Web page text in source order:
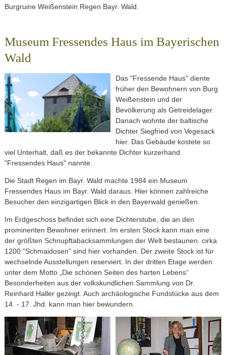
Burgruine Weißenstein Regen Bayr. Wald.
Museum Fressendes Haus im Bayerischen
Wald
Das "Fressende Haus" diente
früher den Bewohnern von Burg
Weißenstein und der
Bevölkerung als Getreidelager.
Danach wohnte der baltische
Dichter Siegfried von Vegesack
hier. Das Gebäude kostete so
viel Unterhalt, daß es der bekannte Dichter kurzerhand
"Fressendes Haus" nannte.
Die Stadt Regen im Bayr. Wald machte 1984 ein Museum
Fressendes Haus im Bayr. Wald daraus. Hier können zahlreiche
Besucher den einzigartigen Blick in den Bayerwald genießen.
Im Erdgeschoss befindet sich eine Dichterstube, die an den
prominenten Bewohner erinnert. Im ersten Stock kann man eine
der größten Schnupftabacksammlungen der Welt bestaunen. cirka
1200 "Schmaidosen" sind hier vorhanden. Der zweite Stock ist für
wechselnde Ausstellungen reserviert. In der dritten Etage werden
unter dem Motto „Die schönen Seiten des harten Lebens“
Besonderheiten aus der volkskundlichen Sammlung von Dr.
Reinhard Haller gezeigt. Auch archäologische Fundstücke aus dem
14. - 17. Jhd. kann man hier bewundern.